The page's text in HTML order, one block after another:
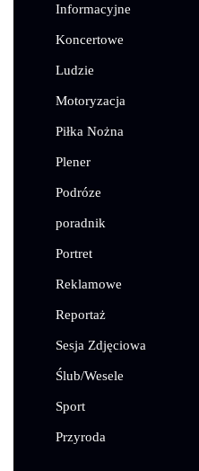
Informacyjne
Koncertowe
Ludzie
Motoryzacja
Piłka Nożna
Plener
Podróze
poradnik
Portret
Reklamowe
Reportaż
Sesja Zdjęciowa
Ślub/Wesele
Sport
Przyroda